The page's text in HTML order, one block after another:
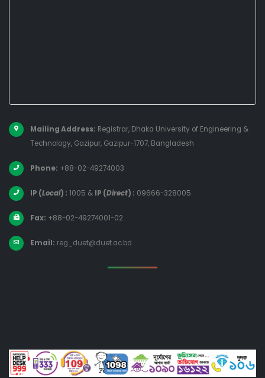
Mailing Address: Registrar, Dhaka University of Engineering &
Technology, Gazipur, Gazipur-1707, Bangladesh
Phone: +88-02-49274003
IP (Local) : 1005 & IP (Direct) : 09666-328005
Fax: +88-02-49274001-02
Email: reg_duet@duet.ac.bd